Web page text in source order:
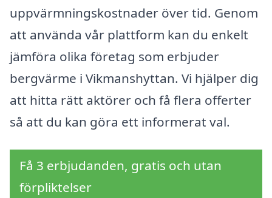
uppvärmningskostnader över tid. Genom
att använda vår plattform kan du enkelt
jämföra olika företag som erbjuder
bergvärme i Vikmanshyttan. Vi hjälper dig
att hitta rätt aktörer och få flera offerter
så att du kan göra ett informerat val.
Få 3 erbjudanden, gratis och utan
förpliktelser